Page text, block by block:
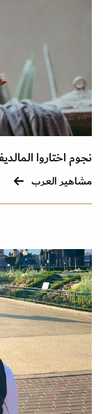
نجوم اختاروا
مشاهير العرب